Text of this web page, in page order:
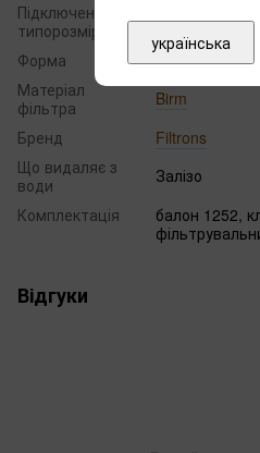
Підключення,
типорозмір
1"
Форма
1252
Матеріал
фільтра
Birm
Бренд
Filtrons
Що видаляє з
води
Залізо
Комплектація
балон 1252,
Відгуки
українська